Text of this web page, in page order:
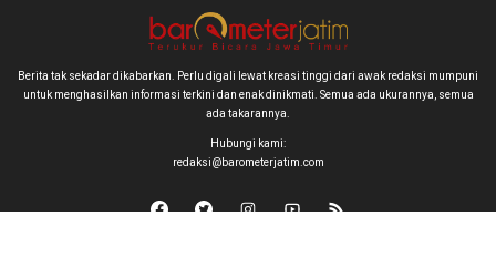
Berita tak sekadar dikabarkan. Perlu digali lewat kreasi tinggi dari awak redaksi mumpuni
untuk menghasilkan informasi terkini dan enak dinikmati. Semua ada ukurannya, semua
ada takarannya.
Hubungi kami:
redaksi@barometerjatim.com